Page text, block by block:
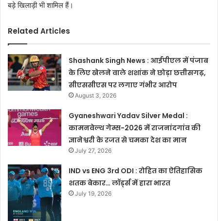
बड़े खिलाड़ी भी शामिल हैं।
Related Articles
Shashank Singh News : आईपीएल में पंजाब
के लिए खेलने वाले शशांक ने छोड़ा छत्तीसगढ़,
सीएससीएस पर लगाए गंभीर आरोप
August 3, 2026
Gyaneshwari Yadav Silver Medal :
कामनवेल्थ गेम्स-2026 में राजनांदगांव की
ज्ञानेश्वरी के रजत से चमका देश का मान
July 27, 2026
IND vs ENG 3rd ODI : रोहित का ऐतिहासिक
शतक बेकार… लॉर्ड्स में हारा भारत
July 19, 2026